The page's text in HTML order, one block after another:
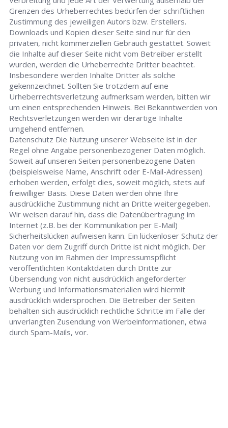
Grenzen des Urheberrechtes bedürfen der schriftlichen
Zustimmung des jeweiligen Autors bzw. Erstellers.
Downloads und Kopien dieser Seite sind nur für den
privaten, nicht kommerziellen Gebrauch gestattet. Soweit
die Inhalte auf dieser Seite nicht vom Betreiber erstellt
wurden, werden die Urheberrechte Dritter beachtet.
Insbesondere werden Inhalte Dritter als solche
gekennzeichnet. Sollten Sie trotzdem auf eine
Urheberrechtsverletzung aufmerksam werden, bitten wir
um einen entsprechenden Hinweis. Bei Bekanntwerden von
Rechtsverletzungen werden wir derartige Inhalte
umgehend entfernen.
Datenschutz Die Nutzung unserer Webseite ist in der
Regel ohne Angabe personenbezogener Daten möglich.
Soweit auf unseren Seiten personenbezogene Daten
(beispielsweise Name, Anschrift oder E-Mail-Adressen)
erhoben werden, erfolgt dies, soweit möglich, stets auf
freiwilliger Basis. Diese Daten werden ohne Ihre
ausdrückliche Zustimmung nicht an Dritte weitergegeben.
Wir weisen darauf hin, dass die Datenübertragung im
Internet (z.B. bei der Kommunikation per E-Mail)
Sicherheitslücken aufweisen kann. Ein lückenloser Schutz der
Daten vor dem Zugriff durch Dritte ist nicht möglich. Der
Nutzung von im Rahmen der Impressumspflicht
veröffentlichten Kontaktdaten durch Dritte zur
Übersendung von nicht ausdrücklich angeforderter
Werbung und Informationsmaterialien wird hiermit
ausdrücklich widersprochen. Die Betreiber der Seiten
behalten sich ausdrücklich rechtliche Schritte im Falle der
unverlangten Zusendung von Werbeinformationen, etwa
durch Spam-Mails, vor.